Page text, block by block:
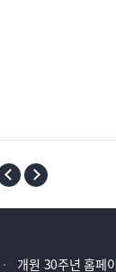
개원 30주년 홈페